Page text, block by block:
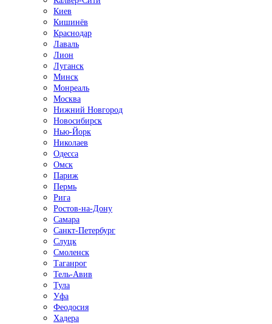
Киев
Кишинёв
Краснодар
Лаваль
Лион
Луганск
Минск
Монреаль
Москва
Нижний Новгород
Новосибирск
Нью-Йорк
Николаев
Одесса
Омск
Париж
Пермь
Рига
Ростов-на-Дону
Самара
Санкт-Петербург
Слуцк
Смоленск
Таганрог
Тель-Авив
Тула
Уфа
Феодосия
Хадера